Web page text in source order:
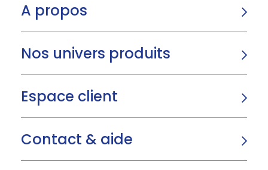
A propos
Nos univers produits
Espace client
Contact & aide